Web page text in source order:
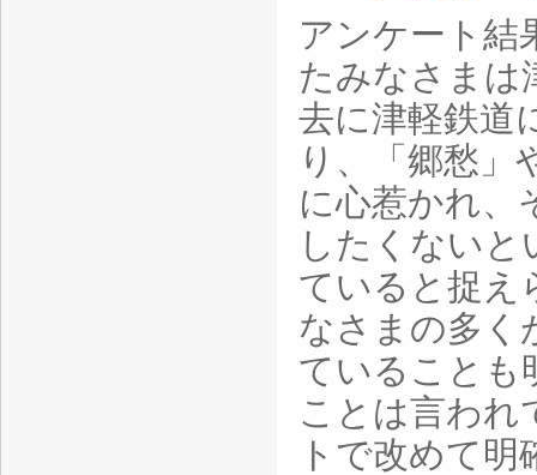
アンケート結
たみなさまは
去に津軽鉄道
り、「郷愁」
に心惹かれ、
したくないと
ていると捉え
なさまの多く
ていることも
ことは言われ
トで改めて